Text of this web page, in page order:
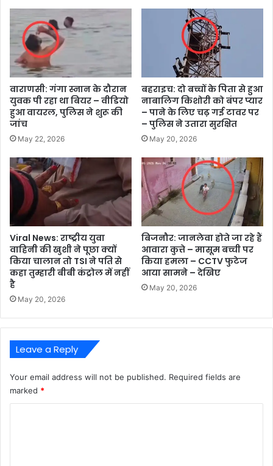
वाराणसी: गंगा स्नान के दौरान
युवक पी रहा था बियर – वीडियो
हुआ वायरल, पुलिस ने शुरू की
जांच
May 22, 2026
बहराइच: दो बच्चों के पिता से हुआ
नाबालिग किशोरी को बंपर प्यार
– पाने के लिए चढ़ गई टावर पर
– पुलिस ने उतारा सुरक्षित
May 20, 2026
Viral News: राष्ट्रीय युवा
वाहिनी की खुशी ने पूछा क्यों
किया चालान तो TSI ने पति से
कहा तुम्हारी बीबी कंट्रोल में नहीं
है
May 20, 2026
बिजनौर: जानलेवा होते जा रहे हैं
आवारा कुत्ते – मासूम बच्ची पर
किया हमला – CCTV फुटेज
आया सामने – देखिए
May 20, 2026
Leave a Reply
Your email address will not be published. Required fields are
marked *